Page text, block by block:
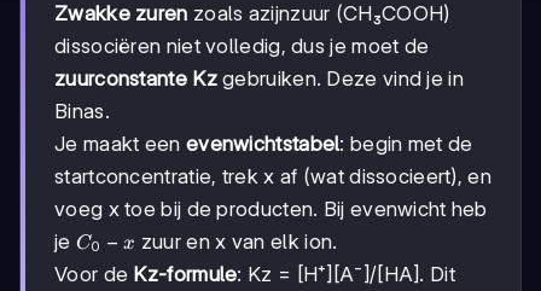
Zwakke zuren zoals azijnzuur (CH₃COOH)
dissociëren niet volledig, dus je moet de
zuurconstante Kzgebruiken. Deze vind je in
Binas.
Je maakt een evenwichtstabel: begin met de
startconcentratie, trek x af (wat dissocieert), en
voeg x toe bij de producten. Bij evenwicht heb
je C₀-
x
C0 − x zuur en x van elk ion.
Voor de Kz-formule: Kz = [H⁺][A⁻]/[HA]. Dit